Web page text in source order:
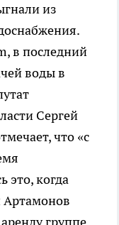
из
в последний
воды в
Сергей
что «с
это, когда
Артамонов